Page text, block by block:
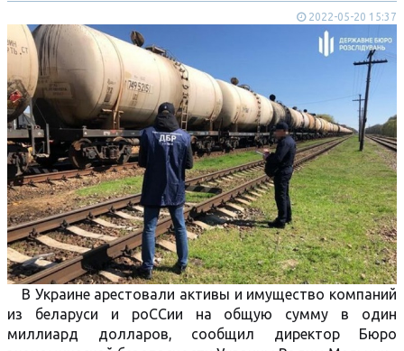
2022-05-20 15:37
В Украине арестовали активы и имущество компаний
из беларуси и роССии на общую сумму в один
миллиард долларов, сообщил директор Бюро